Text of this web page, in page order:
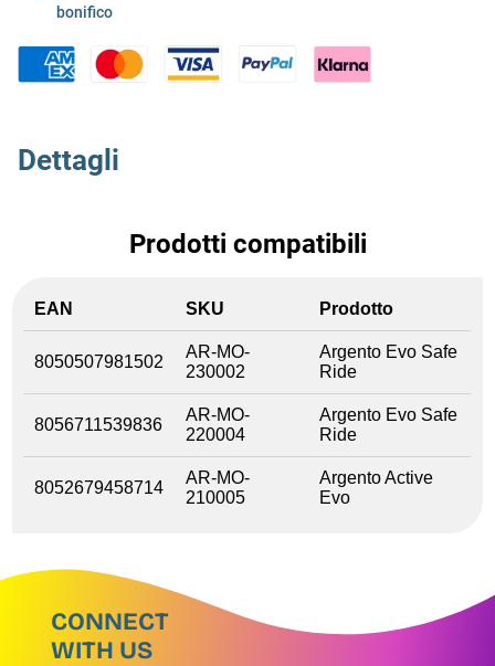
bonifico
Dettagli
Prodotti compatibili
EAN SKU Prodotto
8050507981502
AR-MO-
230002
Argento Evo Safe
Ride
8056711539836
AR-MO-
220004
Argento Evo Safe
Ride
8052679458714
AR-MO-
210005
Argento Active
Evo
CONNECT
WITH US